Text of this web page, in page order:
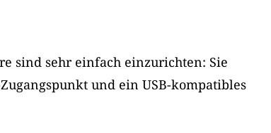
sind sehr einfach einzurichten: Sie
und ein USB-kompatibles